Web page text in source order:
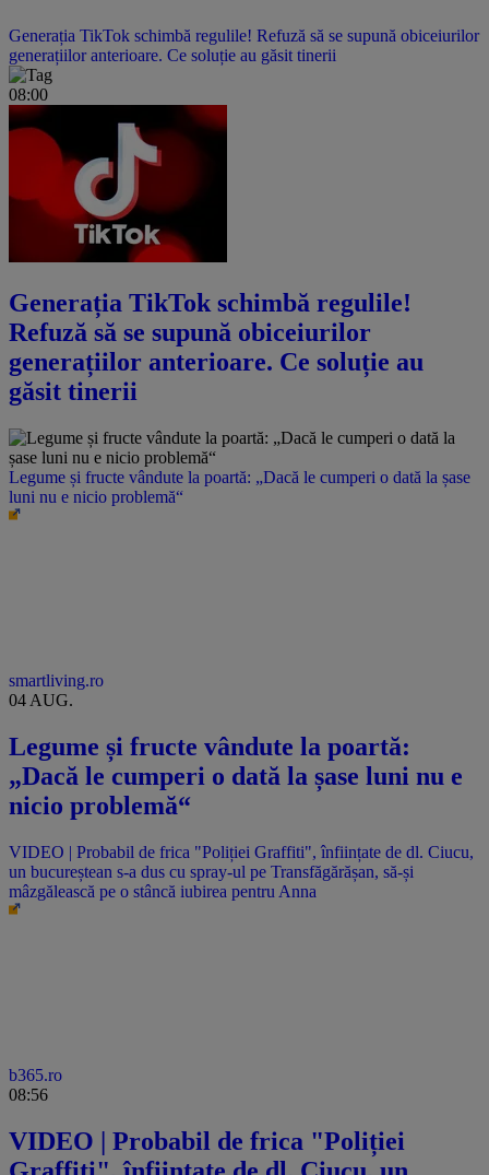
Generația TikTok schimbă regulile! Refuză să se supună obiceiurilor
generațiilor anterioare. Ce soluție au găsit tinerii
08:00
Generația TikTok schimbă regulile!
Refuză să se supună obiceiurilor
generațiilor anterioare. Ce soluție au
găsit tinerii
Legume și fructe vândute la poartă: „Dacă le cumperi o dată la șase
luni nu e nicio problemă“
smartliving.ro
04 AUG.
Legume și fructe vândute la poartă:
„Dacă le cumperi o dată la șase luni nu e
nicio problemă“
VIDEO | Probabil de frica "Poliției Graffiti", înființate de dl. Ciucu,
un bucureștean s-a dus cu spray-ul pe Transfăgărășan, să-și
mâzgălească pe o stâncă iubirea pentru Anna
b365.ro
08:56
VIDEO | Probabil de frica "Poliției